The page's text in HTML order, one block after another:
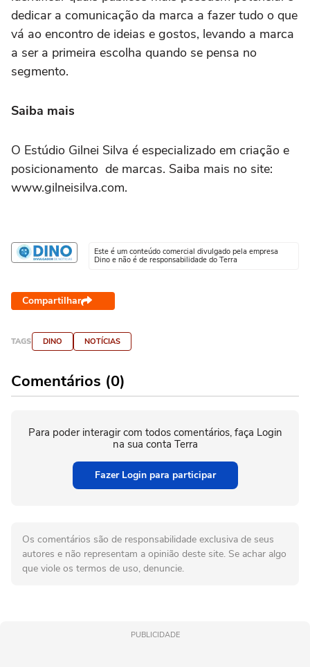
dedicar a comunicação da marca a fazer tudo o que
vá ao encontro de ideias e gostos, levando a marca
a ser a primeira escolha quando se pensa no
segmento.
Saiba mais
O Estúdio Gilnei Silva é especializado em criação e
posicionamento de marcas. Saiba mais no site:
www.gilneisilva.com.
Este é um conteúdo comercial divulgado pela empresa
Dino e não é de responsabilidade do Terra
Compartilhar
TAGS DINO NOTÍCIAS
Comentários (0)
Para poder interagir com todos comentários, faça Login
na sua conta Terra
Fazer Login para participar
Os comentários são de responsabilidade exclusiva de seus
autores e não representam a opinião deste site. Se achar algo
que viole os termos de uso, denuncie.
PUBLICIDADE